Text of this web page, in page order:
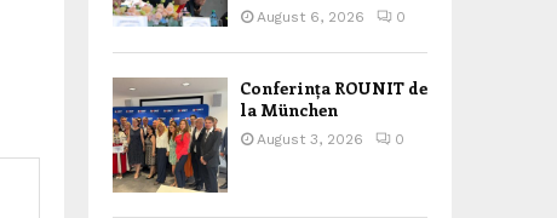
August 6, 2026 0
Conferința ROUNIT de
la München
August 3, 2026 0